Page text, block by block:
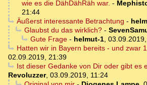
wie es die DähDähRäh war. -
21:44
Äußerst interessante Betrachtung -
Glaubst du das wirklich?-
Gute Frage- helmut-1,
Hatten wir in Bayern bereits - und zwar
02.09.2019, 21:39
Ist dieser Gedanke von Dir oder gibt es
Revoluzzer, 03.09.2019, 11:24